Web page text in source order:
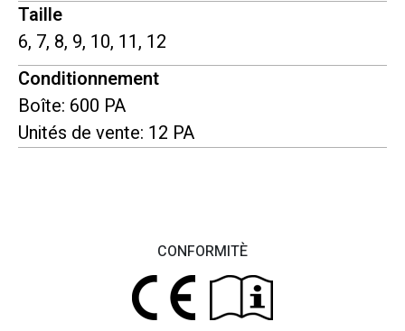
CONFORMITÈ
Taille
6, 7, 8, 9, 10, 11, 12
Conditionnement
Boîte: 600 PA
Unités de vente: 12 PA